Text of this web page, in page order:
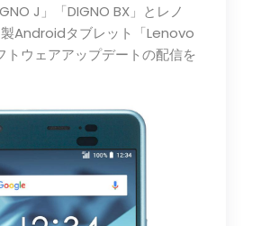
J」「DIGNO BX」とレノ
Androidタブレット「Lenovo
トウェアアップデートの配信を